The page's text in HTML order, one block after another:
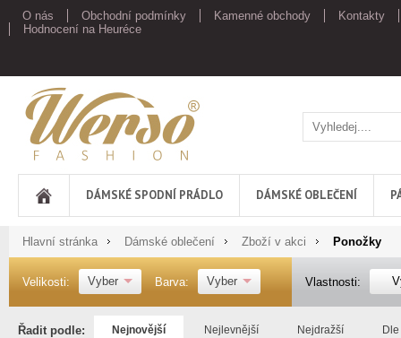
O nás Obchodní podmínky Kamenné obchody
Kontakty
Hodnocení na Heuréce
Werso
DÁMSKÉ SPODNÍ PRÁDLO DÁMSKÉ OBLEČENÍ
Hlavní stránka Dámské oblečení Zboží v akci Ponožky
Velikosti: Vyber Barva: Vyber Vlastnosti:
Řadit podle: Nejnovější Nejlevnější Nejdražší